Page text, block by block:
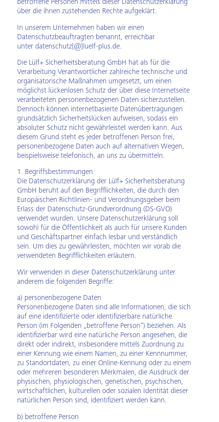
betroffene Personen mittels dieser Datenschutzerklärung
über die ihnen zustehenden Rechte aufgeklärt.
In unserem Unternehmen haben wir einen
Datenschutzbeauftragten benannt, erreichbar
unter datenschutz[@]luelf-plus.de.
Die Lülf+ Sicherheitsberatung GmbH hat als für die
Verarbeitung Verantwortlicher zahlreiche technische und
organisatorische Maßnahmen umgesetzt, um einen
möglichst lückenlosen Schutz der über diese Internetseite
verarbeiteten personenbezogenen Daten sicherzustellen.
Dennoch können internetbasierte Datenübertragungen
grundsätzlich Sicherheitslücken aufweisen, sodass ein
absoluter Schutz nicht gewährleistet werden kann. Aus
diesem Grund steht es jeder betroffenen Person frei,
personenbezogene Daten auch auf alternativen Wegen,
beispielsweise telefonisch, an uns zu übermitteln.
1. Begriffsbestimmungen
Die Datenschutzerklärung der Lülf+ Sicherheitsberatung
GmbH beruht auf den Begrifflichkeiten, die durch den
Europäischen Richtlinien- und Verordnungsgeber beim
Erlass der Datenschutz-Grundverordnung (DS-GVO)
verwendet wurden. Unsere Datenschutzerklärung soll
sowohl für die Öffentlichkeit als auch für unsere Kunden
und Geschäftspartner einfach lesbar und verständlich
sein. Um dies zu gewährleisten, möchten wir vorab die
verwendeten Begrifflichkeiten erläutern.
Wir verwenden in dieser Datenschutzerklärung unter
anderem die folgenden Begriffe:
a) personenbezogene Daten
Personenbezogene Daten sind alle Informationen, die sich
auf eine identifizierte oder identifizierbare natürliche
Person (im Folgenden „betroffene Person“) beziehen. Als
identifizierbar wird eine natürliche Person angesehen, die
direkt oder indirekt, insbesondere mittels Zuordnung zu
einer Kennung wie einem Namen, zu einer Kennnummer,
zu Standortdaten, zu einer Online-Kennung oder zu einem
oder mehreren besonderen Merkmalen, die Ausdruck der
physischen, physiologischen, genetischen, psychischen,
wirtschaftlichen, kulturellen oder sozialen Identität dieser
natürlichen Person sind, identifiziert werden kann.
b) betroffene Person